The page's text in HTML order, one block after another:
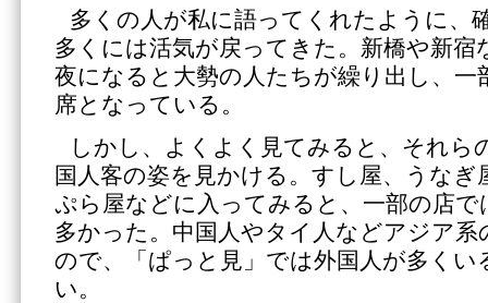
多くの人が私に語ってくれたように、
多くには活気が戻ってきた。新橋や新宿
夜になると大勢の人たちが繰り出し、
席となっている。
しかし、よくよく見てみると、それら
国人客の姿を見かける。すし屋、うなぎ
ぷら屋などに入ってみると、一部の店
多かった。中国人やタイ人などアジア
ので、「ぱっと見」では外国人が多く
い。